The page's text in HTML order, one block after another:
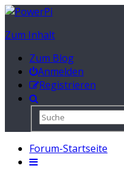
Zum Inhalt
Zum Blog
Anmelden
Registrieren
Forum-Startseite